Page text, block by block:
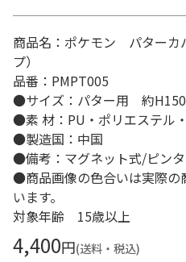
商品名：ポケモン パター
プ）
品番：PMPT005
●サイズ：パター用 約
●素 材：PU・ポリエステル
●製造国：中国
●備考：マグネット式/ピン
●商品画像の色合いは実際の
います。
対象年齢 15歳以上
4,400円(送料・税込)